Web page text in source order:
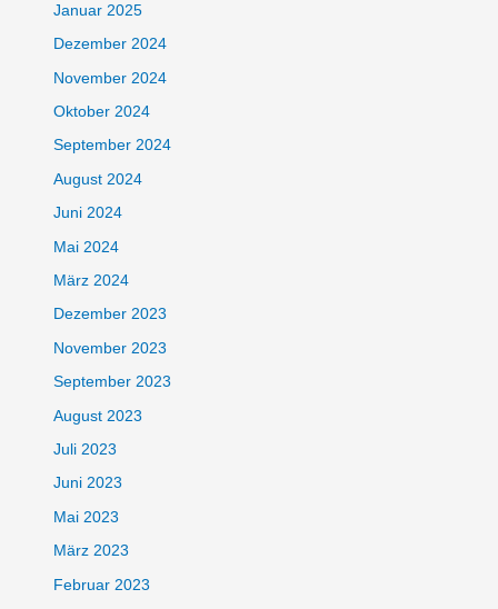
Januar 2025
Dezember 2024
November 2024
Oktober 2024
September 2024
August 2024
Juni 2024
Mai 2024
März 2024
Dezember 2023
November 2023
September 2023
August 2023
Juli 2023
Juni 2023
Mai 2023
März 2023
Februar 2023